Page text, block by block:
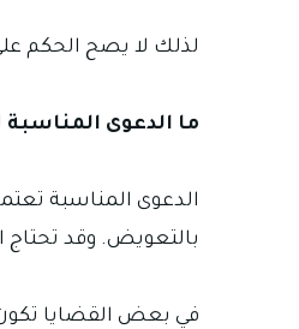
لذلك لا يصح الحكم
ما الدعوى المناسبة
الدعوى المناسبة
بالتعويض. وقد تحتاج
في بعض القضايا